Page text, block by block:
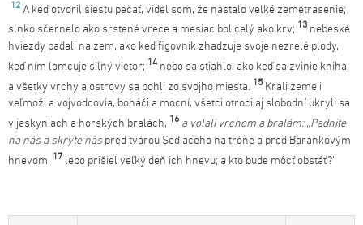
12 A keď otvoril šiestu pečať, videl som, že nastalo veľké zemetrasenie;
slnko sčernelo ako srstené vrece a mesiac bol celý ako krv; 13 nebeské
hviezdy padali na zem, ako keď figovník zhadzuje svoje nezrelé plody,
keď ním lomcuje silný vietor; 14 nebo sa stiahlo, ako keď sa zvinie kniha,
a všetky vrchy a ostrovy sa pohli zo svojho miesta. 15 Králi zeme i
veľmoži a vojvodcovia, boháči a mocní, všetci otroci aj slobodní ukryli sa
v jaskyniach a horských bralách, 16 a volali vrchom a bralám: „Padnite
na nás a skryte nás pred tvárou Sediaceho na tróne a pred Baránkovým
hnevom, 17 lebo prišiel veľký deň ich hnevu; a kto bude môcť obstáť?“